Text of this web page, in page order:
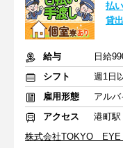
払
貸
給与
日給
シフト
週1日
雇用形態
アルバ
アクセス
港町駅
株式会社TOKYO